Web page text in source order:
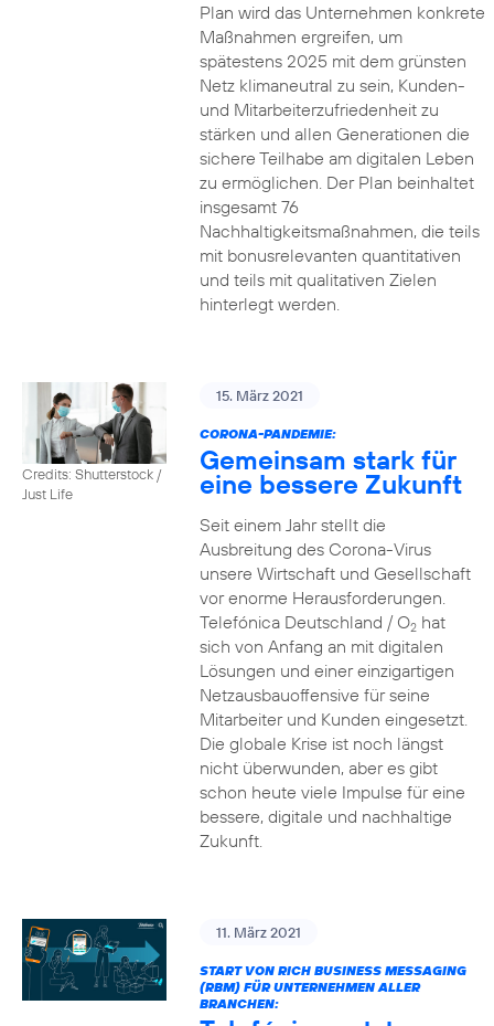
Plan wird das Unternehmen konkrete
Maßnahmen ergreifen, um
spätestens 2025 mit dem grünsten
Netz klimaneutral zu sein, Kunden-
und Mitarbeiterzufriedenheit zu
stärken und allen Generationen die
sichere Teilhabe am digitalen Leben
zu ermöglichen. Der Plan beinhaltet
insgesamt 76
Nachhaltigkeitsmaßnahmen, die teils
mit bonusrelevanten quantitativen
und teils mit qualitativen Zielen
hinterlegt werden.
Credits: Shutterstock /
Just Life
15. März 2021
CORONA-PANDEMIE:
Gemeinsam stark für
eine bessere Zukunft
Seit einem Jahr stellt die
Ausbreitung des Corona-Virus
unsere Wirtschaft und Gesellschaft
vor enorme Herausforderungen.
Telefónica Deutschland / O2hat
sich von Anfang an mit digitalen
Lösungen und einer einzigartigen
Netzausbauoffensive für seine
Mitarbeiter und Kunden eingesetzt.
Die globale Krise ist noch längst
nicht überwunden, aber es gibt
schon heute viele Impulse für eine
bessere, digitale und nachhaltige
Zukunft.
11. März 2021
START VON RICH BUSINESS MESSAGING
(RBM) FÜR UNTERNEHMEN ALLER
BRANCHEN: